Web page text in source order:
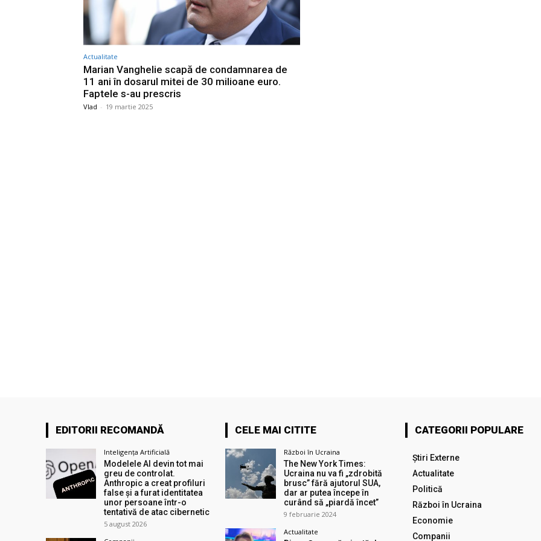
Actualitate
Marian Vanghelie scapă de condamnarea de
11 ani în dosarul mitei de 30 milioane euro.
Faptele s-au prescris
Vlad - 19 martie 2025
EDITORII RECOMANDĂ
Inteligența Artificială
Modelele AI devin tot mai
greu de controlat.
Anthropic a creat profiluri
false și a furat identitatea
unor persoane într-o
tentativă de atac cibernetic
5 august 2026
CELE MAI CITITE
Război în Ucraina
The New York Times:
Ucraina nu va fi „zdrobită
brusc” fără ajutorul SUA,
dar ar putea începe în
curând să „piardă încet”
9 februarie 2024
Actualitate
CATEGORII POPULARE
Știri Externe
Actualitate
Politică
Război în Ucraina
Economie
Companii